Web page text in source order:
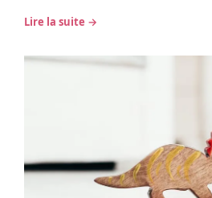
Lire la suite →